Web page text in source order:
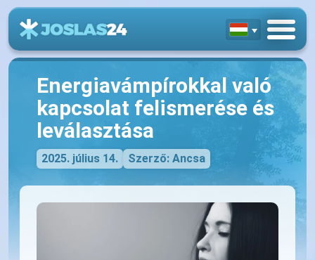
Energiavámpírokkal való
kapcsolat felismerése és
leválasztása
2025. július 14. Szerző: Ancsa